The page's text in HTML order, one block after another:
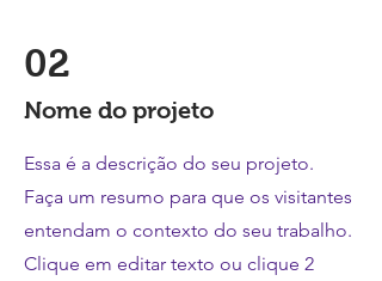
02
Nome do projeto
Essa é a descrição do seu projeto.
Faça um resumo para que os visitantes
entendam o contexto do seu trabalho.
Clique em editar texto ou clique 2